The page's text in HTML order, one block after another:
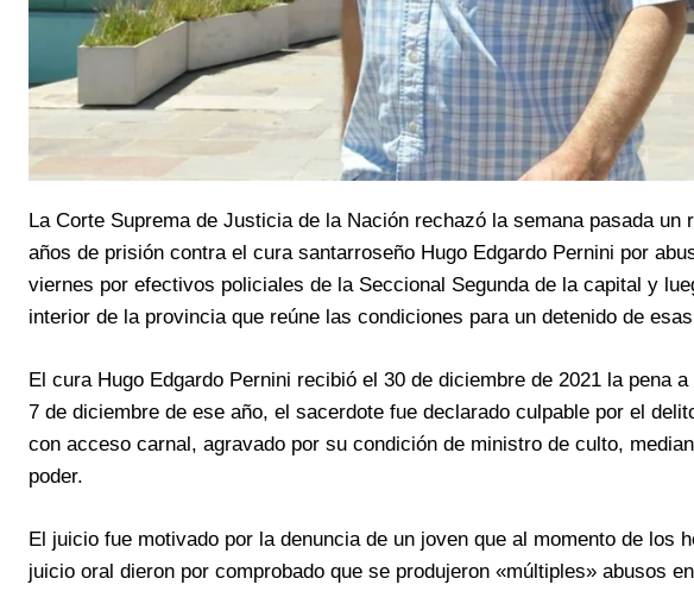
La Corte Suprema de Justicia de la Nación rechazó la semana pasada
años de prisión contra el cura santarroseño Hugo Edgardo Pernini por
viernes por efectivos policiales de la Seccional Segunda de la capital y
interior de la provincia que reúne las condiciones para un detenido de
El cura Hugo Edgardo Pernini recibió el 30 de diciembre de 2021 la pena
7 de diciembre de ese año, el sacerdote fue declarado culpable por el
con acceso carnal, agravado por su condición de ministro de culto,
poder.
El juicio fue motivado por la denuncia de un joven que al momento de los
juicio oral dieron por comprobado que se produjeron «múltiples» abusos